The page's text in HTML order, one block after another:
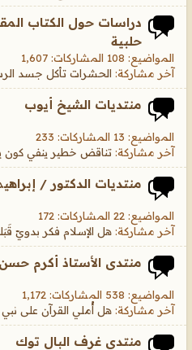
دراسات حول الكتاب
حلبية
المواضيع: 108 المشاركات: 1,607
آخر مشاركة: الحشرات تأكل جسد
منتديات الشيخ أيوب
المواضيع: 13 المشاركات: 233
آخر مشاركة: تناقض خطير ينفي كون
منتديات الدكتور /
المواضيع: 22 المشاركات: 172
آخر مشاركة: هل الإسلام فكر بدويّ
منتدى الأستاذ أكرم
المواضيع: 538 المشاركات: 1,172
آخر مشاركة: هل أُملي القرآن على
منتدى غرف البال توك